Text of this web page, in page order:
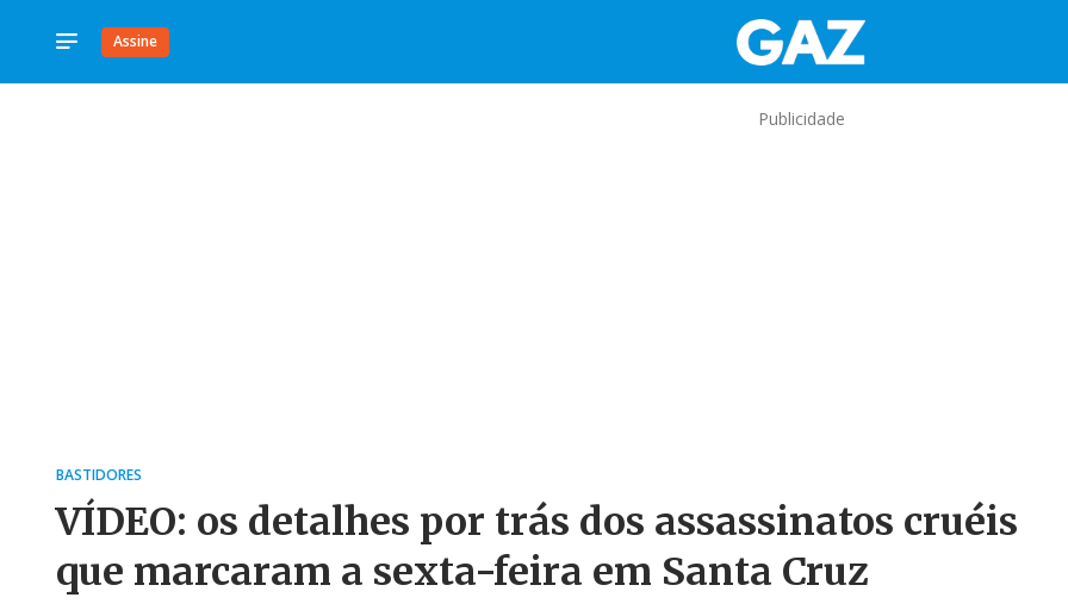
Assine
Publicidade
BASTIDORES
VÍDEO: os detalhes por trás dos assassinatos cruéis
que marcaram a sexta-feira em Santa Cruz